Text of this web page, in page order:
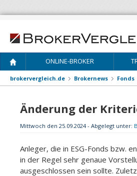
ONLINE-BROKER
brokervergleich.de Brokernews Fonds
Änderung der
Mittwoch den 25.09.2024 - Abgelegt unter:
Anleger, die in ESG-Fonds bzw.
in der Regel sehr genaue
ausgeschlossen sein sollte.